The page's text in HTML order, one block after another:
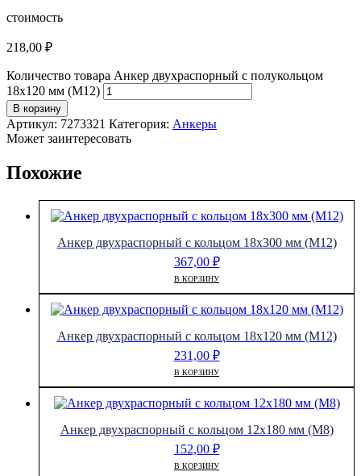
стоимость
218,00 ₽
Количество товара Анкер двухраспорный с полукольцом
18х120 мм (М12)
В корзину
Артикул: 7273321 Категория: Анкеры
Может заинтересовать
Похожие
Анкер двухраспорный с кольцом 18х300 мм (М12)
367,00 ₽
В КОРЗИНУ
Анкер двухраспорный с кольцом 18х120 мм (М12)
231,00 ₽
В КОРЗИНУ
Анкер двухраспорный с кольцом 12х180 мм (М8)
152,00 ₽
В КОРЗИНУ